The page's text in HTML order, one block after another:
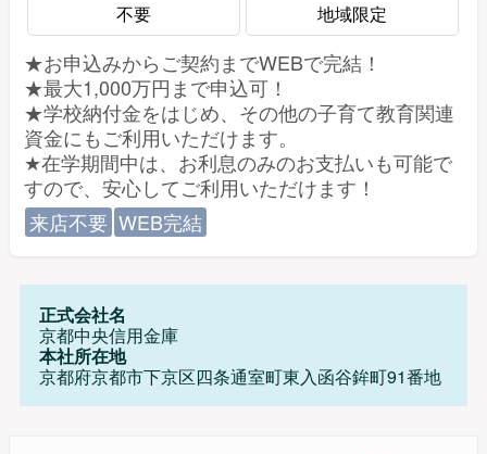
不要
地域限定
★お申込みからご契約までWEBで完結！
★最大1,000万円まで申込可！
★学校納付金をはじめ、その他の子育て教育関連
資金にもご利用いただけます。
★在学期間中は、お利息のみのお支払いも可能で
すので、安心してご利用いただけます！
来店不要 WEB完結
正式会社名
京都中央信用金庫
本社所在地
京都府京都市下京区四条通室町東入函谷鉾町91番地